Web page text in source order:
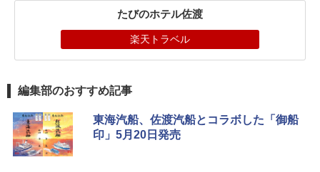
たびのホテル佐渡
楽天トラベル
編集部のおすすめ記事
東海汽船、佐渡汽船とコラボした「御船
印」5月20日発売